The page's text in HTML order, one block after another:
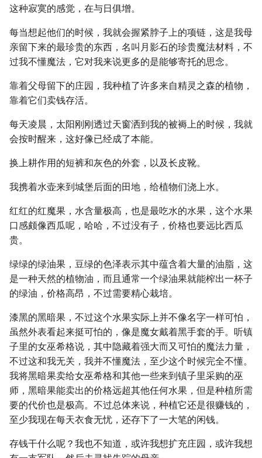
这种寂寞的感觉，在与日俱增。
每当想起他们的时候，我就会握紧脖子上的项链，这是我母
亲留下来的最珍贵的东西，名叫月影石的珍贵魔法材料，不
过我不懂魔法，它对我来说更多的是能够寄托的思念。
靠着父母留下的庄园，我种植了许多来自精灵之森的植物，
靠着它们卖钱存活。
每天凌晨，太阳刚刚透过天窗洒到我的被褥上的时候，我就
会按时醒来，这好像已经成了本能。
换上耕作用的短裤和灰色的外套，以及长皮靴。
我携着水壶来到城堡后面的田地，给植物们浇上水。
红红的红魔果，水含量极高，也是最吃水的水果，这个水果
口感颇像西瓜呢，哈哈，不过没有子，价格也要远比西瓜
贵。
绿绿的绿油果，豆绿的色泽表示其中蕴含着大量的油脂，这
是一种天然的植物油，而且通常一个绿油果就能榨出一杯子
的绿油，价格高昂，不过需要精心栽培。
漆黑的黑暗果，不过这个水果实际上并不像名字一样可怕，
虽然外表看起来挺可怕的，像是魔女戴着黑手套的手。听镇
子里的女巫希格说，其中隐藏着强大而又可怕的魔法力量，
不过这和我无关，我并不懂魔法，至少这个时候完全不懂。
我将黑暗果卖给女巫希格和其他一些来到镇子里采购的巫
师，黑暗果能卖出的价格远超其他任何水果，但是种植所需
要的代价也是极高。不过总体来说，种植它还是很赚钱的，
至少我现在每天衣食无忧，还存下了一大笔的闲钱。
存钱干什么呢？我也不知道，或许我想扩充庄园，或许我想